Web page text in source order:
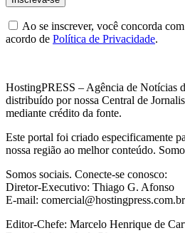
Ao se inscrever, você concorda
acordo de Política de Privacidade.
HostingPRESS – Agência de Notícias
distribuído por nossa Central de
mediante crédito da fonte.
Este portal foi criado especificamente
nossa região ao melhor conteúdo.
Somos sociais. Conecte-se conosco:
Diretor-Executivo: Thiago G. Afonso
E-mail: comercial@hostingpress.com.br
Editor-Chefe: Marcelo Henrique de